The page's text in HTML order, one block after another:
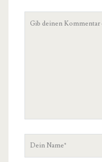
Dein